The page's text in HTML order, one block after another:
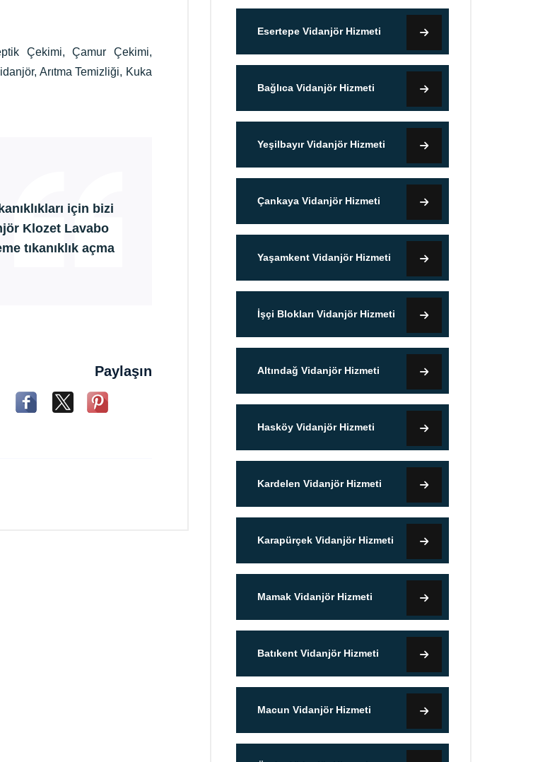
Çekimi, Çamur Çekimi,
Arıtma Temizliği, Kuka
için bizi
Klozet Lavabo
tıkanıklık açma
Paylaşın
Esertepe Vidanjör Hizmeti
Bağlıca Vidanjör Hizmeti
Yeşilbayır Vidanjör Hizmeti
Çankaya Vidanjör Hizmeti
Yaşamkent Vidanjör Hizmeti
İşçi Blokları Vidanjör Hizmeti
Altındağ Vidanjör Hizmeti
Hasköy Vidanjör Hizmeti
Kardelen Vidanjör Hizmeti
Karapürçek Vidanjör Hizmeti
Mamak Vidanjör Hizmeti
Batıkent Vidanjör Hizmeti
Macun Vidanjör Hizmeti